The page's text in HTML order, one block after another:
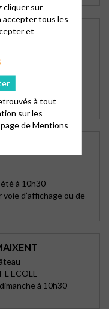
DE
cène le 1er
à 10h30
d’affichage ou de
L ECOLE
à 10h30
cliquer sur
accepter tous les
et
à tout
sur les
deMentions